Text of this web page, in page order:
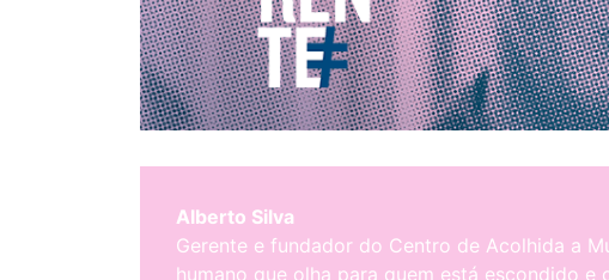
Alberto Silva
Gerente e fundador do Centro de Acolhida a
humano que olha para quem está escondido e